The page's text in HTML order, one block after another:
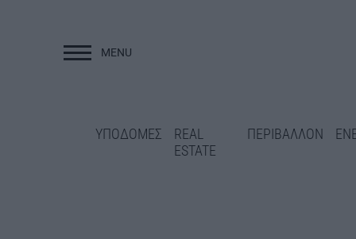
MENU
ΥΠΟΔΟΜΕΣ
REAL
ESTATE
ΠΕΡΙΒΑΛΛΟΝ
ΥΠΟΔΟΜΕΣ